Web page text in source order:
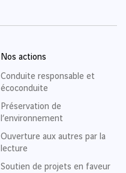
Nos actions
Conduite responsable et
écoconduite
Préservation de
l’environnement
Ouverture aux autres par la
lecture
Soutien de projets en faveur